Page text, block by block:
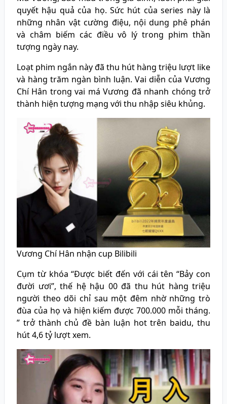
quyết hậu quả của họ. Sức hút của series này là
những nhân vật cường điệu, nội dung phê phán
và châm biếm các điều vô lý trong phim thần
tượng ngày nay.
Loạt phim ngắn này đã thu hút hàng triệu lượt like
và hàng trăm ngàn bình luận. Vai diễn của Vương
Chí Hân trong vai má Vương đã nhanh chóng trở
thành hiện tượng mạng với thu nhập siêu khủng.
Vương Chí Hân nhận cup Bilibili
Cụm từ khóa “Được biết đến với cái tên “Bảy con
đười ươi”, thế hệ hậu 00 đã thu hút hàng triệu
người theo dõi chỉ sau một đêm nhờ những trò
đùa của họ và hiện kiếm được 700.000 mỗi tháng.
” trở thành chủ đề bàn luận hot trên baidu, thu
hút 4,6 tỷ lượt xem.